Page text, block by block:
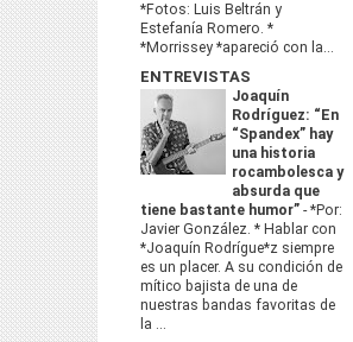
*Fotos: Luis Beltrán y
Estefanía Romero. *
*Morrissey *apareció con la...
ENTREVISTAS
Joaquín
Rodríguez: “En
“Spandex” hay
una historia
rocambolesca y
absurda que
tiene bastante humor” -*Por:
Javier González. * Hablar con
*Joaquín Rodrígue*z siempre
es un placer. A su condición de
mítico bajista de una de
nuestras bandas favoritas de
la ...